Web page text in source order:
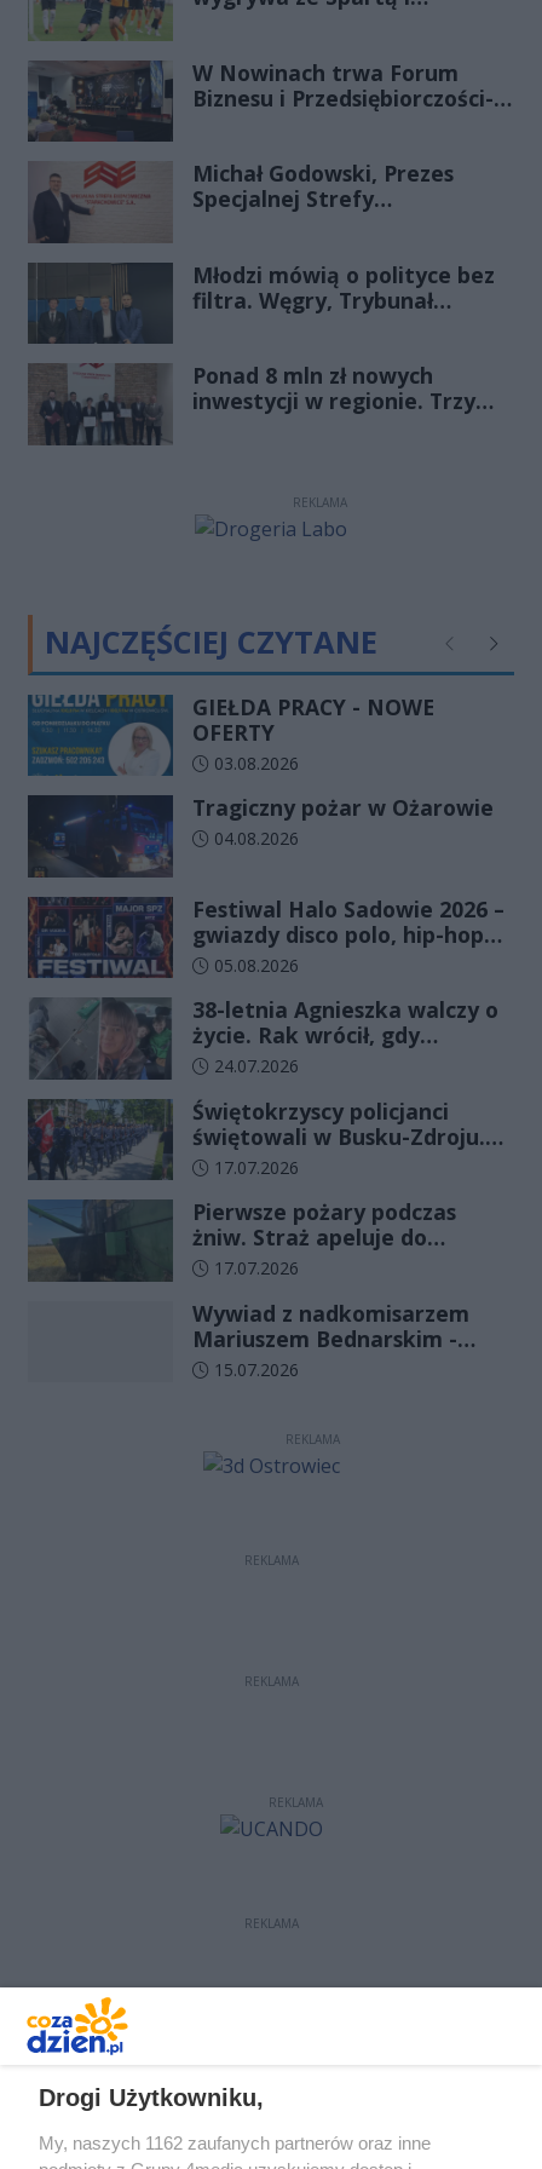
W Nowinach trwa Forum
Biznesu i Przedsiębiorczości-
Michał Godowski, Prezes
Specjalnej Strefy
Porannej Rozmowy Radia
Rekord Świętokrzyskie
Młodzi mówią o polityce bez
filtra. Węgry, Trybunał
zmienia zasady gry
Ponad 8 mln zł nowych
inwestycji w regionie. Trzy
REKLAMA
NAJCZĘŚCIEJ CZYTANE Poprzednie
GIEŁDA PRACY - NOWE
OFERTY
Data dodania artykułu:
03.08.2026
Tragiczny pożar w Ożarowie
Data dodania artykułu:
04.08.2026
Festiwal Halo Sadowie 2026 –
gwiazdy disco polo, hip-hopu i
dobra zabawa dla całej
Data dodania artykułu:
05.08.2026
38-letnia Agnieszka walczy o
życie. Rak wrócił, gdy
wydawało się, że najgorsze
Data dodania artykułu:
24.07.2026
Świętokrzyscy policjanci
świętowali w Busku-Zdroju.
Czterdziestu nowych
ślubowanie
Data dodania artykułu:
17.07.2026
Pierwsze pożary podczas
żniw. Straż apeluje do
rolników o ostrożność
Data dodania artykułu:
17.07.2026
Wywiad z nadkomisarzem
Mariuszem Bednarskim -
Wydział Ruchu Drogowego
Data dodania artykułu:
15.07.2026
REKLAMA
REKLAMA
REKLAMA
REKLAMA
REKLAMA
Drogi Użytkowniku,
My, naszych 1162 zaufanych partnerów oraz inne